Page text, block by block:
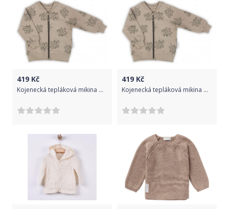
419 Kč
Kojenecká tepláková mikina Nicol Ella béžová, Béžová, 80 (9-12m)
419 Kč
Kojenecká tepláková mikina Nicol Ella béžová, Béžová, 62 (3-6m)